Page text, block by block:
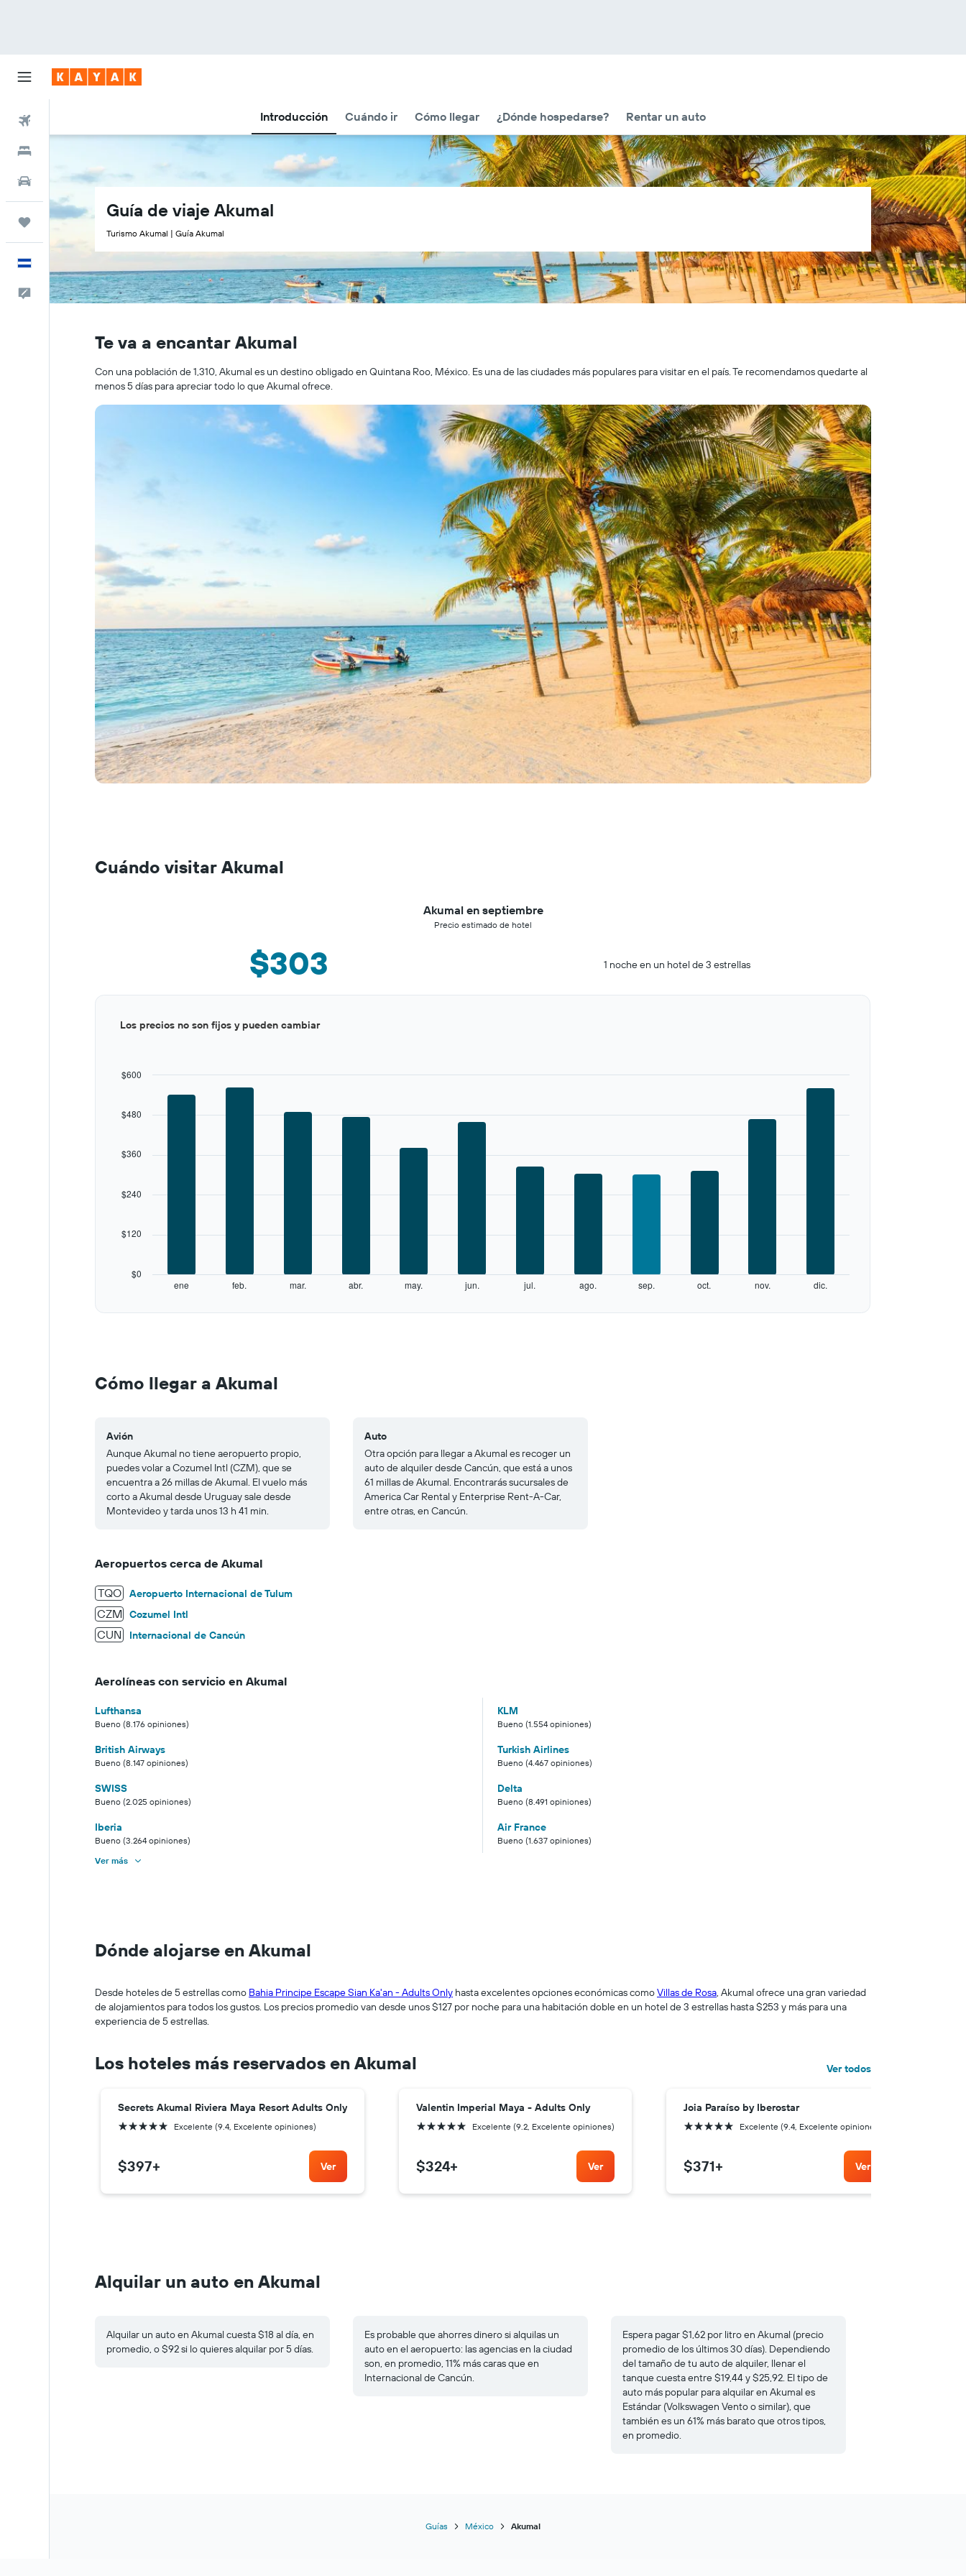
Introducción Cuándo ir Cómo llegar ¿Dónde hospedarse? Rentar un auto
Autos
Trips
Comentarios
Guía de viaje Akumal
Turismo Akumal | Guía Akumal
Te va a encantar Akumal
Con una población de 1,310, Akumal es un destino obligado en Quintana Roo, México. Es una de las ciudades más populares para visitar en el país. Te recomendamos quedarte al
menos 5 días para apreciar todo lo que Akumal ofrece.
Cuándo visitar Akumal
Akumal en septiembre
Precio estimado de hotel
$303 1 noche en un hotel de 3 estrellas
Range:
categories.
to
600.
graphic.
ene feb. mar. abr. may. jun. jul. ago. sep. oct. nov. dic.
$0
$120
$240
$360
$480
$600
Los precios no son fijos y pueden cambiar
of
interactive
Cómo llegar a Akumal
Avión
Aunque Akumal no tiene aeropuerto propio,
puedes volar a Cozumel Intl (CZM), que se
encuentra a 26 millas de Akumal. El vuelo más
corto a Akumal desde Uruguay sale desde
Montevideo y tarda unos 13 h 41 min.
Auto
Otra opción para llegar a Akumal es recoger un
auto de alquiler desde Cancún, que está a unos
61 millas de Akumal. Encontrarás sucursales de
America Car Rental y Enterprise Rent-A-Car,
entre otras, en Cancún.
Aeropuertos cerca de Akumal
TQO Aeropuerto Internacional de Tulum
CZM Cozumel Intl
CUN Internacional de Cancún
Aerolíneas con servicio en Akumal
Lufthansa
Bueno (8.176 opiniones)
KLM
Bueno (1.554 opiniones)
British Airways
Bueno (8.147 opiniones)
Turkish Airlines
Bueno (4.467 opiniones)
SWISS
Bueno (2.025 opiniones)
Delta
Bueno (8.491 opiniones)
Iberia
Bueno (3.264 opiniones)
Air France
Bueno (1.637 opiniones)
Ver más
Dónde alojarse en Akumal
Desde hoteles de 5 estrellas como Bahia Principe Escape Sian Ka'an - Adults Only hasta excelentes opciones económicas comoVillas de Rosa, Akumal ofrece una gran variedad
de alojamientos para todos los gustos. Los precios promedio van desde unos $127 por noche para una habitación doble en un hotel de 3 estrellas hasta $253 y más para una
experiencia de 5 estrellas.
Los hoteles más reservados en Akumal Ver todos
Secrets Akumal Riviera Maya Resort Adults Only
5 estrellas Excelente (9.4, Excelente opiniones)
$397+ Ver
Valentin Imperial Maya - Adults Only
5 estrellas Excelente (9.2, Excelente opiniones)
$324+ Ver
Joia Paraíso by Iberostar
5 estrellas Excelente (9.4, Excelente opiniones)
$371+ Ver
Alquilar un auto en Akumal
Alquilar un auto en Akumal cuesta $18 al día, en
promedio, o $92 si lo quieres alquilar por 5 días.
Es probable que ahorres dinero si alquilas un
auto en el aeropuerto: las agencias en la ciudad
son, en promedio, 11% más caras que en
Internacional de Cancún.
Espera pagar $1,62 por litro en Akumal (precio
promedio de los últimos 30 días). Dependiendo
del tamaño de tu auto de alquiler, llenar el
tanque cuesta entre $19,44 y $25,92. El tipo de
auto más popular para alquilar en Akumal es
Estándar (Volkswagen Vento o similar), que
también es un 61% más barato que otros tipos,
en promedio.
Guías México Akumal